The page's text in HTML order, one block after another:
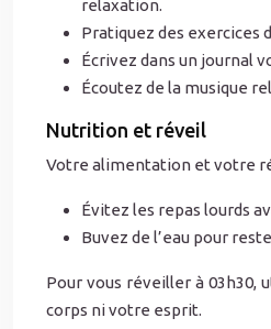
relaxation.
Pratiquez des exercices
Écrivez dans un journal
Écoutez de la musique
Nutrition et réveil
Votre alimentation et votre
Évitez les repas lourds
Buvez de l’eau pour
Pour vous réveiller à 03h30,
corps ni votre esprit.